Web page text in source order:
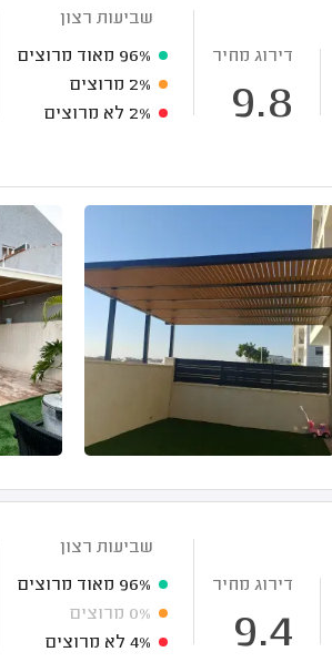
דירוג מחיר
9.8
שביעות רצון
96% מאוד מרוצים
2% מרוצים
2% לא מרוצים
דירוג מחיר
9.4
שביעות רצון
96% מאוד מרוצים
0% מרוצים
4% לא מרוצים